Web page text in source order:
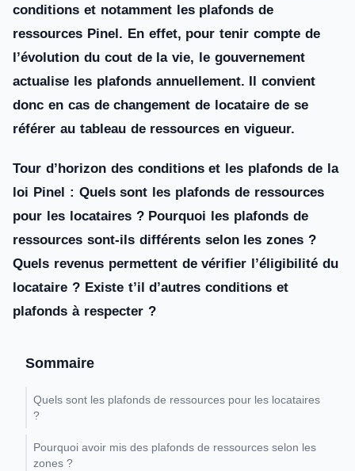
conditions et notamment les plafonds de
ressources Pinel. En effet, pour tenir compte de
l’évolution du cout de la vie, le gouvernement
actualise les plafonds annuellement. Il convient
donc en cas de changement de locataire de se
référer au tableau de ressources en vigueur.
Tour d’horizon des conditions et les plafonds de la
loi Pinel : Quels sont les plafonds de ressources
pour les locataires ? Pourquoi les plafonds de
ressources sont-ils différents selon les zones ?
Quels revenus permettent de vérifier l’éligibilité du
locataire ? Existe t’il d’autres conditions et
plafonds à respecter ?
Sommaire
Quels sont les plafonds de ressources pour les locataires
?
Pourquoi avoir mis des plafonds de ressources selon les
zones ?